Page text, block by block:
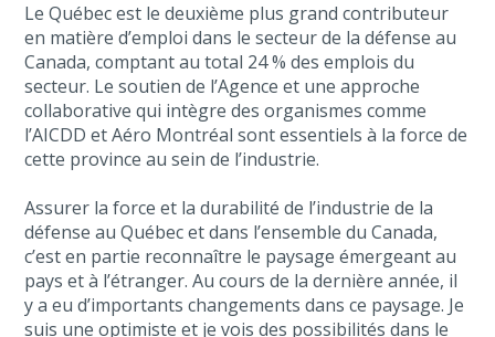
Le Québec est le deuxième plus grand contributeur
en matière d’emploi dans le secteur de la défense au
Canada, comptant au total 24 % des emplois du
secteur. Le soutien de l’Agence et une approche
collaborative qui intègre des organismes comme
l’AICDD et Aéro Montréal sont essentiels à la force de
cette province au sein de l’industrie.
Assurer la force et la durabilité de l’industrie de la
défense au Québec et dans l’ensemble du Canada,
c’est en partie reconnaître le paysage émergeant au
pays et à l’étranger. Au cours de la dernière année, il
y a eu d’importants changements dans ce paysage. Je
suis une optimiste et je vois des possibilités dans le